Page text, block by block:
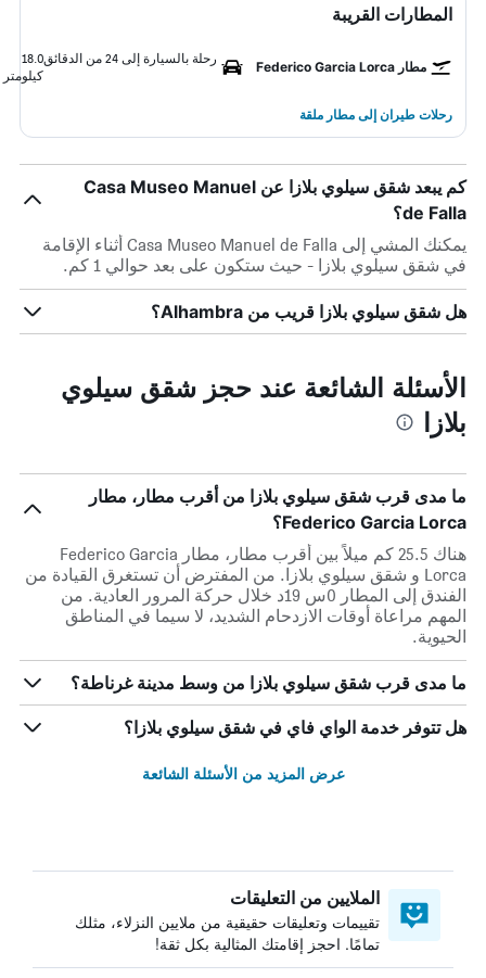
المطارات القريبة
مطار Federico Garcia Lorca
رحلة بالسيارة إلى 24 من الدقائق
18.0
كيلومتر
رحلات طيران إلى مطار ملقة
كم يبعد شقق سيلوي بلازا عن Casa Museo Manuel
de Falla؟
يمكنك المشي إلى Casa Museo Manuel de Falla أثناء الإقامة
في شقق سيلوي بلازا - حيث ستكون على بعد حوالي 1 كم.
هل شقق سيلوي بلازا قريب من Alhambra؟
الأسئلة الشائعة عند حجز شقق سيلوي
بلازا
ما مدى قرب شقق سيلوي بلازا من أقرب مطار، مطار
Federico Garcia Lorca؟
هناك 25.5 كم ميلاً بين أقرب مطار، مطار Federico Garcia
Lorca و شقق سيلوي بلازا. من المفترض أن تستغرق القيادة من
الفندق إلى المطار 0س 19د خلال حركة المرور العادية. من
المهم مراعاة أوقات الازدحام الشديد، لا سيما في المناطق
الحيوية.
ما مدى قرب شقق سيلوي بلازا من وسط مدينة غرناطة؟
هل تتوفر خدمة الواي فاي في شقق سيلوي بلازا؟
عرض المزيد من الأسئلة الشائعة
الملايين من التعليقات
تقييمات وتعليقات حقيقية من ملايين النزلاء، مثلك
تمامًا. احجز إقامتك المثالية بكل ثقة!